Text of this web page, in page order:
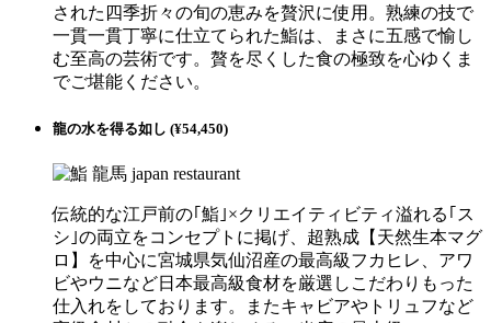
された四季折々の旬の恵みを贅沢に使用。熟練の技で
一貫一貫丁寧に仕立てられた鮨は、まさに五感で愉し
む至高の芸術です。贅を尽くした食の極致を心ゆくま
でご堪能ください。
龍の水を得る如し (¥54,450)
伝統的な江戸前の｢鮨｣×クリエイティビティ溢れる｢ス
シ｣の両立をコンセプトに掲げ、超熟成【天然生本マグ
ロ】を中心に宮城県気仙沼産の最高級フカヒレ、アワ
ビやウニなど日本最高級食材を厳選しこだわりもった
仕入れをしております。またキャビアやトリュフなど